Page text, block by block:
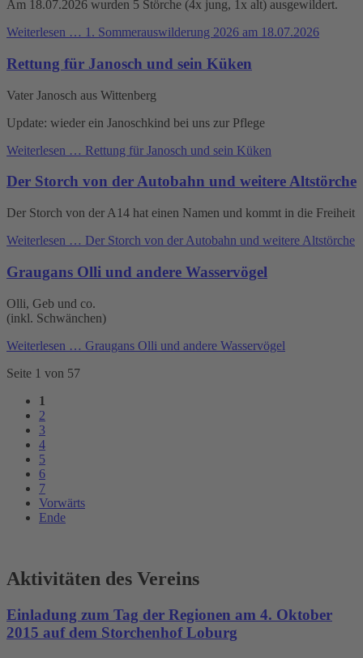
Am 18.07.2026 wurden 5 Störche (4x jung, 1x alt) ausgewildert.
Weiterlesen … 1. Sommerauswilderung 2026 am 18.07.2026
Rettung für Janosch und sein Küken
Vater Janosch aus Wittenberg
Update: wieder ein Janoschkind bei uns zur Pflege
Weiterlesen … Rettung für Janosch und sein Küken
Der Storch von der Autobahn und weitere Altstörche
Der Storch von der A14 hat einen Namen und kommt in die Freiheit
Weiterlesen … Der Storch von der Autobahn und weitere Altstörche
Graugans Olli und andere Wasservögel
Olli, Geb und co.
(inkl. Schwänchen)
Weiterlesen … Graugans Olli und andere Wasservögel
Seite 1 von 57
1
2
3
4
5
6
7
Vorwärts
Ende
Aktivitäten des Vereins
Einladung zum Tag der Regionen am 4. Oktober
2015 auf dem Storchenhof Loburg